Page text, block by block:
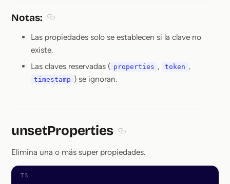
Notas:
Las propiedades solo se establecen si la clave no
existe.
Las claves reservadas ( properties , token ,
timestamp ) se ignoran.
unsetProperties
Elimina una o más super propiedades.